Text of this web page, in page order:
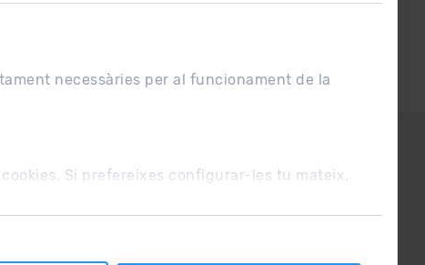
necessàries per al funcionament de la
Si prefereixes configurar-les tu mateix,